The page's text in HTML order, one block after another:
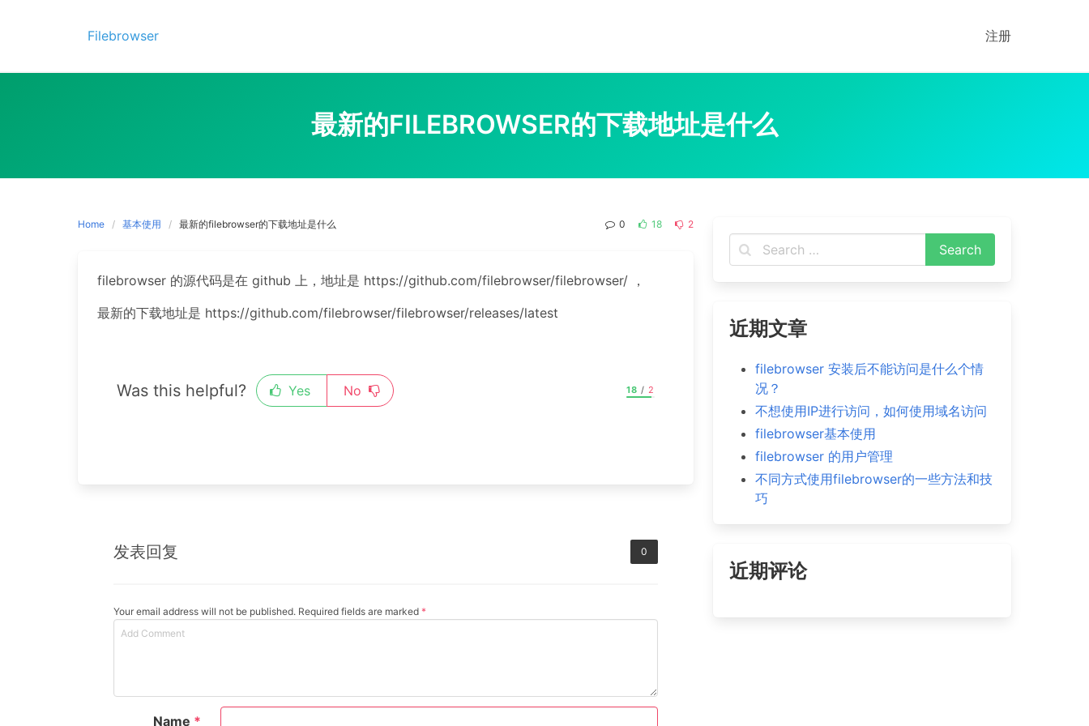
Filebrowser 注册
最新的FILEBROWSER的下载地址是什么
Home 基本使用 最新的filebrowser的下载地址是什么 0 18 2
filebrowser 的源代码是在 github 上，地址是 https://github.com/filebrowser/filebrowser/ ，
最新的下载地址是 https://github.com/filebrowser/filebrowser/releases/latest
Was this helpful? Yes No 18 / 2
发表回复 0
Your email address will not be published. Required fields are marked *
Name *
近期文章
filebrowser 安装后不能访问是什么个情
况？
不想使用IP进行访问，如何使用域名访问
filebrowser基本使用
filebrowser 的用户管理
不同方式使用filebrowser的一些方法和技
巧
近期评论